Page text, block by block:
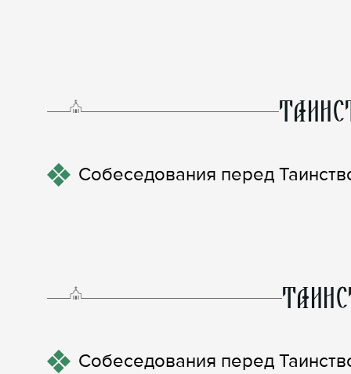
Собеседования перед
Собеседования перед